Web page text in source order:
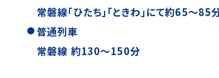
常磐線「ひたち」「ときわ」にて約65〜85
普通列車
常磐線 約130〜150分